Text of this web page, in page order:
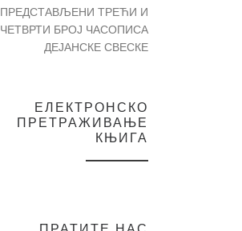
ПРЕДСТАВЉЕНИ ТРЕЋИ И
ЧЕТВРТИ БРОЈ ЧАСОПИСА
ДЕЈАНСКЕ СВЕСКЕ
ЕЛЕКТРОНСКО
ПРЕТРАЖИВАЊЕ
КЊИГА